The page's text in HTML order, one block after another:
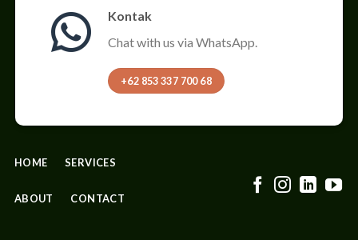
Kontak
Chat with us via WhatsApp.
+62 853 337 700 68
HOME SERVICES
ABOUT CONTACT